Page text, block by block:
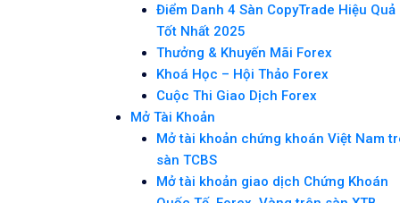
Điểm Danh 4 Sàn CopyTrade Hiệu Quả
Tốt Nhất 2025
Thưởng & Khuyến Mãi Forex
Khoá Học – Hội Thảo Forex
Cuộc Thi Giao Dịch Forex
Mở Tài Khoản
Mở tài khoản chứng khoán Việt Nam
sàn TCBS
Mở tài khoản giao dịch Chứng Khoán